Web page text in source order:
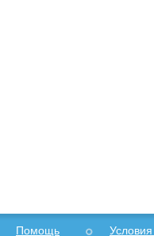
Помощь